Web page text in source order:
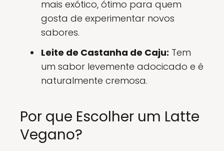
mais exótico, ótimo para quem
gosta de experimentar novos
sabores.
Leite de Castanha de Caju: Tem
um sabor levemente adocicado e é
naturalmente cremosa.
Por que Escolher um Latte
Vegano?